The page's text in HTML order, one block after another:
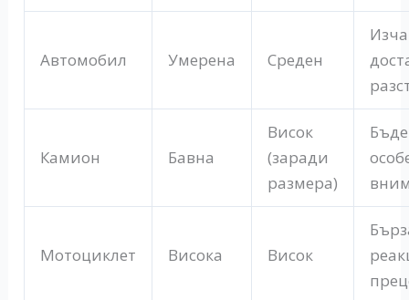
Автомобил Умерена Среден
Камион Бавна
Висок
(заради
размера)
Мотоциклет Висока Висок